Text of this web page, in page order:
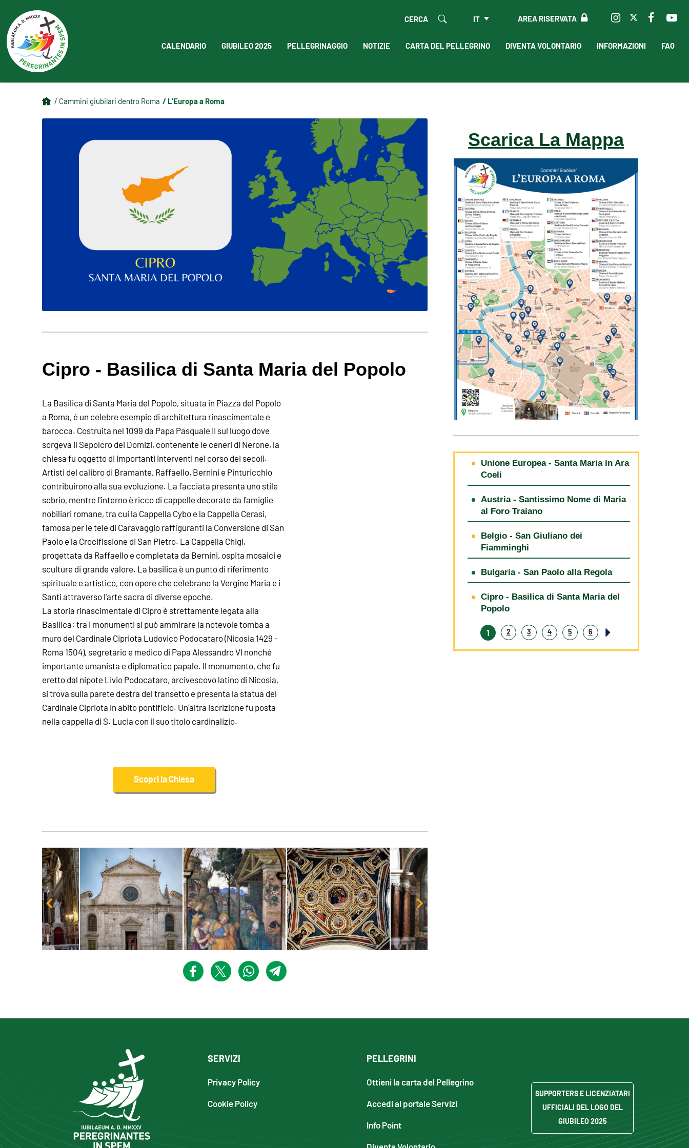
AREA RISERVATA
IT
CERCA
CALENDARIO GIUBILEO 2025 PELLEGRINAGGIO NOTIZIE CARTA DEL PELLEGRINO DIVENTA VOLONTARIO INFORMAZIONI FAQ
/ Cammini giubilari dentro Roma / L'Europa a Roma
Cipro - Basilica di Santa Maria del Popolo
La Basilica di Santa Maria del Popolo, situata in Piazza del Popolo
a Roma, è un celebre esempio di architettura rinascimentale e
barocca. Costruita nel 1099 da Papa Pasquale II sul luogo dove
sorgeva il Sepolcro dei Domizi, contenente le ceneri di Nerone, la
chiesa fu oggetto di importanti interventi nel corso dei secoli.
Artisti del calibro di Bramante, Raffaello, Bernini e Pinturicchio
contribuirono alla sua evoluzione. La facciata presenta uno stile
sobrio, mentre l'interno è ricco di cappelle decorate da famiglie
nobiliari romane, tra cui la Cappella Cybo e la Cappella Cerasi,
famosa per le tele di Caravaggio raffiguranti la Conversione di San
Paolo e la Crocifissione di San Pietro. La Cappella Chigi,
progettata da Raffaello e completata da Bernini, ospita mosaici e
sculture di grande valore. La basilica è un punto di riferimento
spirituale e artistico, con opere che celebrano la Vergine Maria e i
Santi attraverso l'arte sacra di diverse epoche.
La storia rinascimentale di Cipro è strettamente legata alla
Basilica: tra i monumenti si può ammirare la notevole tomba a
muro del Cardinale Cipriota Ludovico Podocataro (Nicosia 1429 -
Roma 1504), segretario e medico di Papa Alessandro VI nonché
importante umanista e diplomatico papale. Il monumento, che fu
eretto dal nipote Livio Podocataro, arcivescovo latino di Nicosia,
si trova sulla parete destra del transetto e presenta la statua del
Cardinale Cipriota in abito pontificio. Un'altra iscrizione fu posta
nella cappella di S. Lucia con il suo titolo cardinalizio.
Scopri la Chiesa
Scarica La Mappa
Unione Europea - Santa Maria in Ara
Coeli
Austria - Santissimo Nome di Maria
al Foro Traiano
Belgio - San Giuliano dei
Fiamminghi
Bulgaria - San Paolo alla Regola
Cipro - Basilica di Santa Maria del
Popolo
1 2 3 4 5 6
SERVIZI
Privacy Policy
Cookie Policy
PELLEGRINI
Ottieni la carta del Pellegrino
Accedi al portale Servizi
Info Point
SUPPORTERS E LICENZIATARI
UFFICIALI DEL LOGO DEL
GIUBILEO 2025